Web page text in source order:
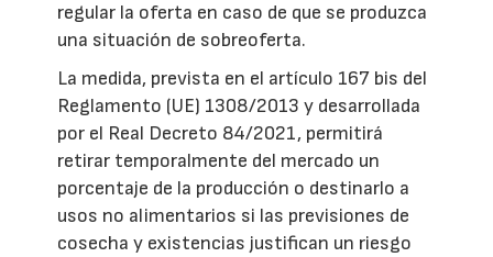
regular la oferta en caso de que se produzca
una situación de sobreoferta.
La medida, prevista en el artículo 167 bis del
Reglamento (UE) 1308/2013 y desarrollada
por el Real Decreto 84/2021, permitirá
retirar temporalmente del mercado un
porcentaje de la producción o destinarlo a
usos no alimentarios si las previsiones de
cosecha y existencias justifican un riesgo